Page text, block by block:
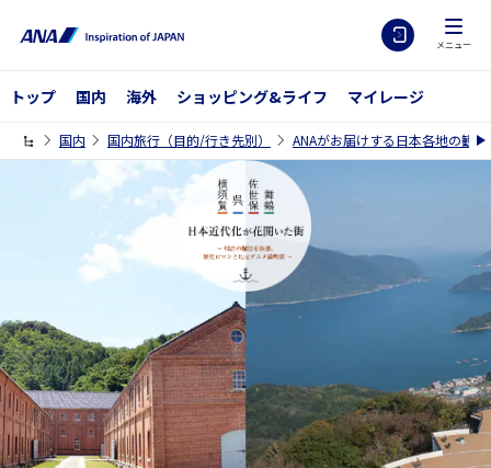
メニュー
トップ 国内 海外 ショッピング&ライフ マイレージ
国内 国内旅行（目的/行き先別） ANAがお届けする日本各地の観